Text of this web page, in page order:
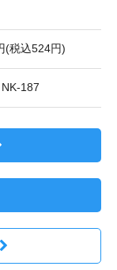
(税込524円)
NK-187